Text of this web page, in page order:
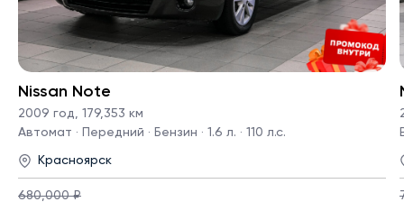
Nissan Note
2009 год, 179,353 км
Автомат · Передний · Бензин · 1.6 л. · 110 л.с.
Красноярск
680,000 ₽